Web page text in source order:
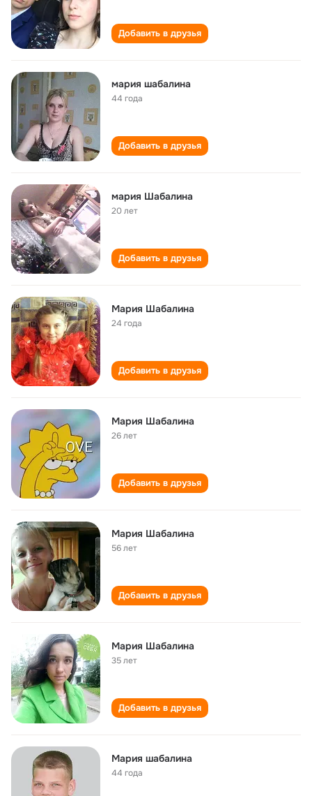
Добавить в друзья
мария шабалина
44 года
Добавить в друзья
мария Шабалина
20 лет
Добавить в друзья
Мария Шабалина
24 года
Добавить в друзья
Мария Шабалина
26 лет
Добавить в друзья
Мария Шабалина
56 лет
Добавить в друзья
Мария Шабалина
35 лет
Добавить в друзья
Мария шабалина
44 года